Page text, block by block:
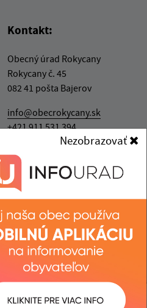
Nezobrazovať
Kontakt:
Obecný úrad Rokycany
Rokycany č. 45
082 41 pošta Bajerov
info@obecrokycany.sk
+421 911 531 394
IČO: 00327701